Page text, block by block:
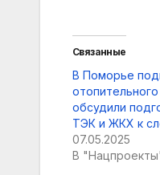
Связанные
В Поморье
обсудили
ТЭК и ЖКХ к
07.05.2025
В